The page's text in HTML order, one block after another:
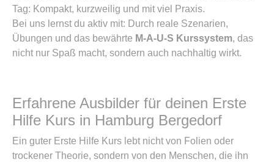
Tag: Kompakt, kurzweilig und mit viel Praxis.
Bei uns lernst du aktiv mit: Durch reale Szenarien,
Übungen und das bewährte M-A-U-S Kurssystem, das
nicht nur Spaß macht, sondern auch nachhaltig wirkt.
Erfahrene Ausbilder für deinen Erste
Hilfe Kurs in Hamburg Bergedorf
Ein guter Erste Hilfe Kurs lebt nicht von Folien oder
trockener Theorie, sondern von den Menschen, die ihn